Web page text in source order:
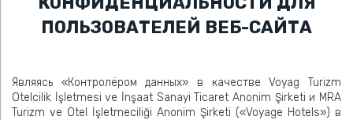
ПОЛЬЗОВАТЕЛЕЙ ВЕБ-САЙТА
Являясь «Контролёром данных» в качестве Voyag Turizm
Otelcilik İşletmesi ve İnşaat Sanayi Ticaret Anonim Şirketi и MRA
Turizm ve Otel İşletmeciliği Anonim Şirketi («Voyage Hotels») в